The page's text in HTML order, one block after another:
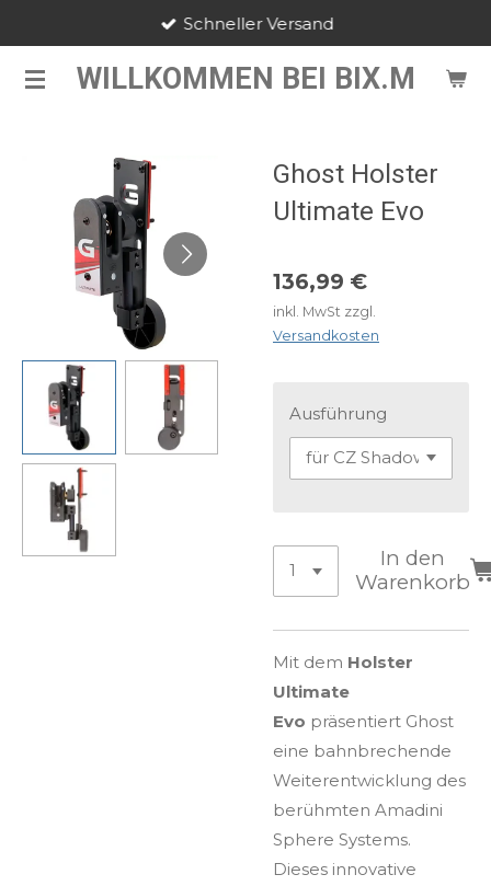
springen WILLKOMMEN BEI BIX.M
Schneller Versand
Ghost Holster
Ultimate Evo
136,99 €
inkl. MwSt zzgl.
Versandkosten
Ausführung
In den
Warenkorb
Mit dem Holster
Ultimate
Evo präsentiert Ghost
eine bahnbrechende
Weiterentwicklung des
berühmten Amadini
Sphere Systems.
Dieses innovative